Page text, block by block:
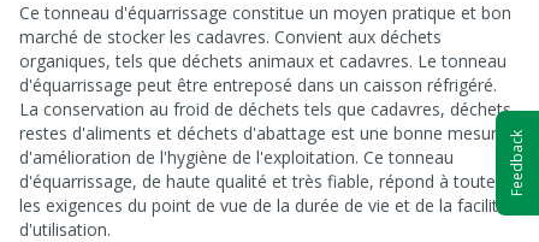
Ce tonneau d'équarrissage constitue un moyen pratique et bon
marché de stocker les cadavres. Convient aux déchets
organiques, tels que déchets animaux et cadavres. Le tonneau
d'équarrissage peut être entreposé dans un caisson réfrigéré.
La conservation au froid de déchets tels que cadavres, déchets,
restes d'aliments et déchets d'abattage est une bonne mesure
d'amélioration de l'hygiène de l'exploitation. Ce tonneau
d'équarrissage, de haute qualité et très fiable, répond à toutes
les exigences du point de vue de la durée de vie et de la facilité
d'utilisation.
Feedback